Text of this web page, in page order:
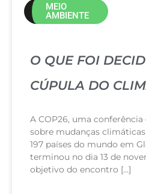
MEIO
AMBIENTE
O QUE FOI
CÚPULA DO
A COP26, uma conferência
sobre mudanças
197 países do mundo em
terminou no dia 13 de
objetivo do encontro […]